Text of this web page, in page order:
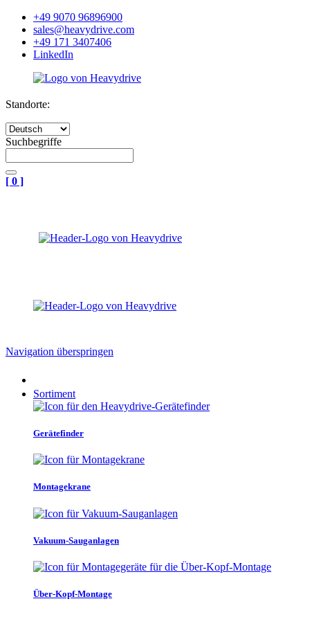
+49 9070 96896900
sales@heavydrive.com
+49 171 3407406
LinkedIn
Standorte:
Suchbegriffe
[ 0 ]
Navigation überspringen
Sortiment
Gerätefinder
Montagekrane
Vakuum-Sauganlagen
Über-Kopf-Montage